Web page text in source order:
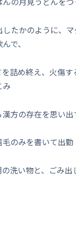
したかのように、
で、
を詰め終え、火傷
み
漢方の存在を思い
毛のみを書いて出勤
洗い物と、ごみ